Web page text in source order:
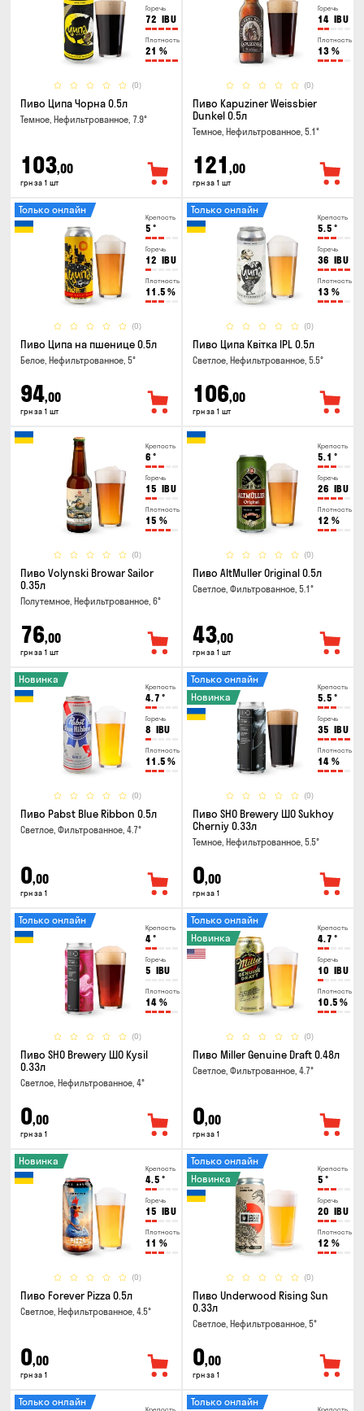
Горечь
72 IBU
Плотность
21 %
(0)
Пиво Ципа Чорна 0.5л
Темное, Нефильтрованное, 7.9°
103,00
грн за 1 шт
Горечь
14 IBU
Плотность
13 %
(0)
Пиво Kapuziner Weissbier
Dunkel 0.5л
Темное, Нефильтрованное, 5.1°
121 ,00
грн за 1 шт
Крепость
5 °
Горечь
12 IBU
Плотность
11.5 %
(0)
Только онлайн
Пиво Ципа на пшенице 0.5л
Белое, Нефильтрованное, 5°
94,00
грн за 1 шт
Крепость
5.5 °
Горечь
36 IBU
Плотность
13 %
(0)
Только онлайн
Пиво Ципа Квітка IPL 0.5л
Светлое, Нефильтрованное, 5.5°
106,00
грн за 1 шт
Крепость
6 °
Горечь
15 IBU
Плотность
15 %
(0)
Пиво Volynski Browar Sailor
0.35л
Полутемное, Нефильтрованное, 6°
76,00
грн за 1 шт
Крепость
5.1 °
Горечь
26 IBU
Плотность
12 %
(0)
Пиво AltMuller Original 0.5л
Светлое, Фильтрованное, 5.1°
43,00
грн за 1 шт
Крепость
4.7 °
Горечь
8 IBU
Плотность
11.5 %
(0)
Новинка
Пиво Pabst Blue Ribbon 0.5л
Светлое, Фильтрованное, 4.7°
0,00
грн за 1
Крепость
5.5 °
Горечь
35 IBU
Плотность
14 %
(0)
Только онлайн
Новинка
Пиво SHO Brewery ШО Sukhoy
Cherniy 0.33л
Темное, Нефильтрованное, 5.5°
0,00
грн за 1
Крепость
4°
Горечь
5 IBU
Плотность
14 %
(0)
Только онлайн
Пиво SHO Brewery ШО Kysil
0.33л
Светлое, Нефильтрованное, 4°
0,00
грн за 1
Крепость
4.7 °
Горечь
10 IBU
Плотность
10.5 %
(0)
Только онлайн
Новинка
Пиво Miller Genuine Draft 0.48л
Светлое, Фильтрованное, 4.7°
0,00
грн за 1
Крепость
4.5 °
Горечь
15 IBU
Плотность
11 %
(0)
Новинка
Пиво Forever Pizza 0.5л
Светлое, Нефильтрованное, 4.5°
0,00
грн за 1
Крепость
5 °
Горечь
20 IBU
Плотность
12 %
(0)
Только онлайн
Новинка
Пиво Underwood Rising Sun
0.33л
Светлое, Нефильтрованное, 5°
0,00
грн за 1
Крепость
Только онлайн
Крепость
Только онлайн